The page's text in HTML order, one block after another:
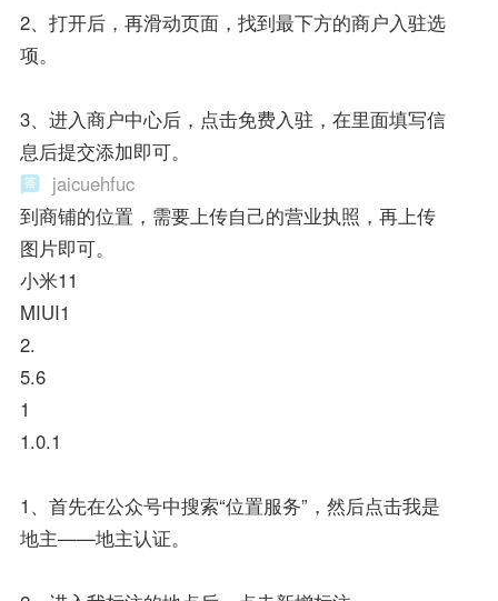
2、打开后，再滑动页面，找到最下方的商户入驻选
项。
3、进入商户中心后，点击免费入驻，在里面填写信
息后提交添加即可。
jaicuehfuc
到商铺的位置，需要上传自己的营业执照，再上传
图片即可。
小米11
MIUI1
2.
5.6
1
1.0.1
1、首先在公众号中搜索“位置服务”，然后点击我是
地主——地主认证。